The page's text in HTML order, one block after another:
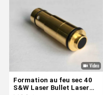
Produits
Formation au feu sec 40
S&W Laser Bullet Laser